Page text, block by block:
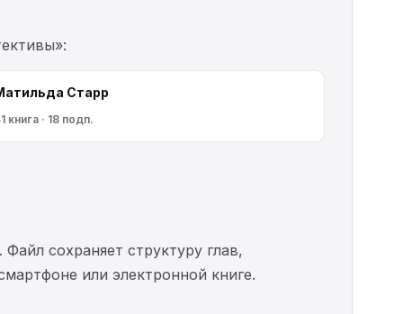
Старр
книга · 18 подп.
сохраняет структуру глав,
или электронной книге.